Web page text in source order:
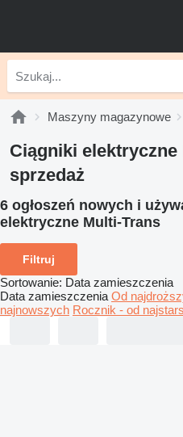
Maszyny magazynowe
Ciągniki elektryczne
sprzedaż
6 ogłoszeń nowych i
elektryczne Multi-Trans
Filtruj
Sortowanie: Data zamieszczenia
Data zamieszczenia Od
najnowszych Rocznik - od